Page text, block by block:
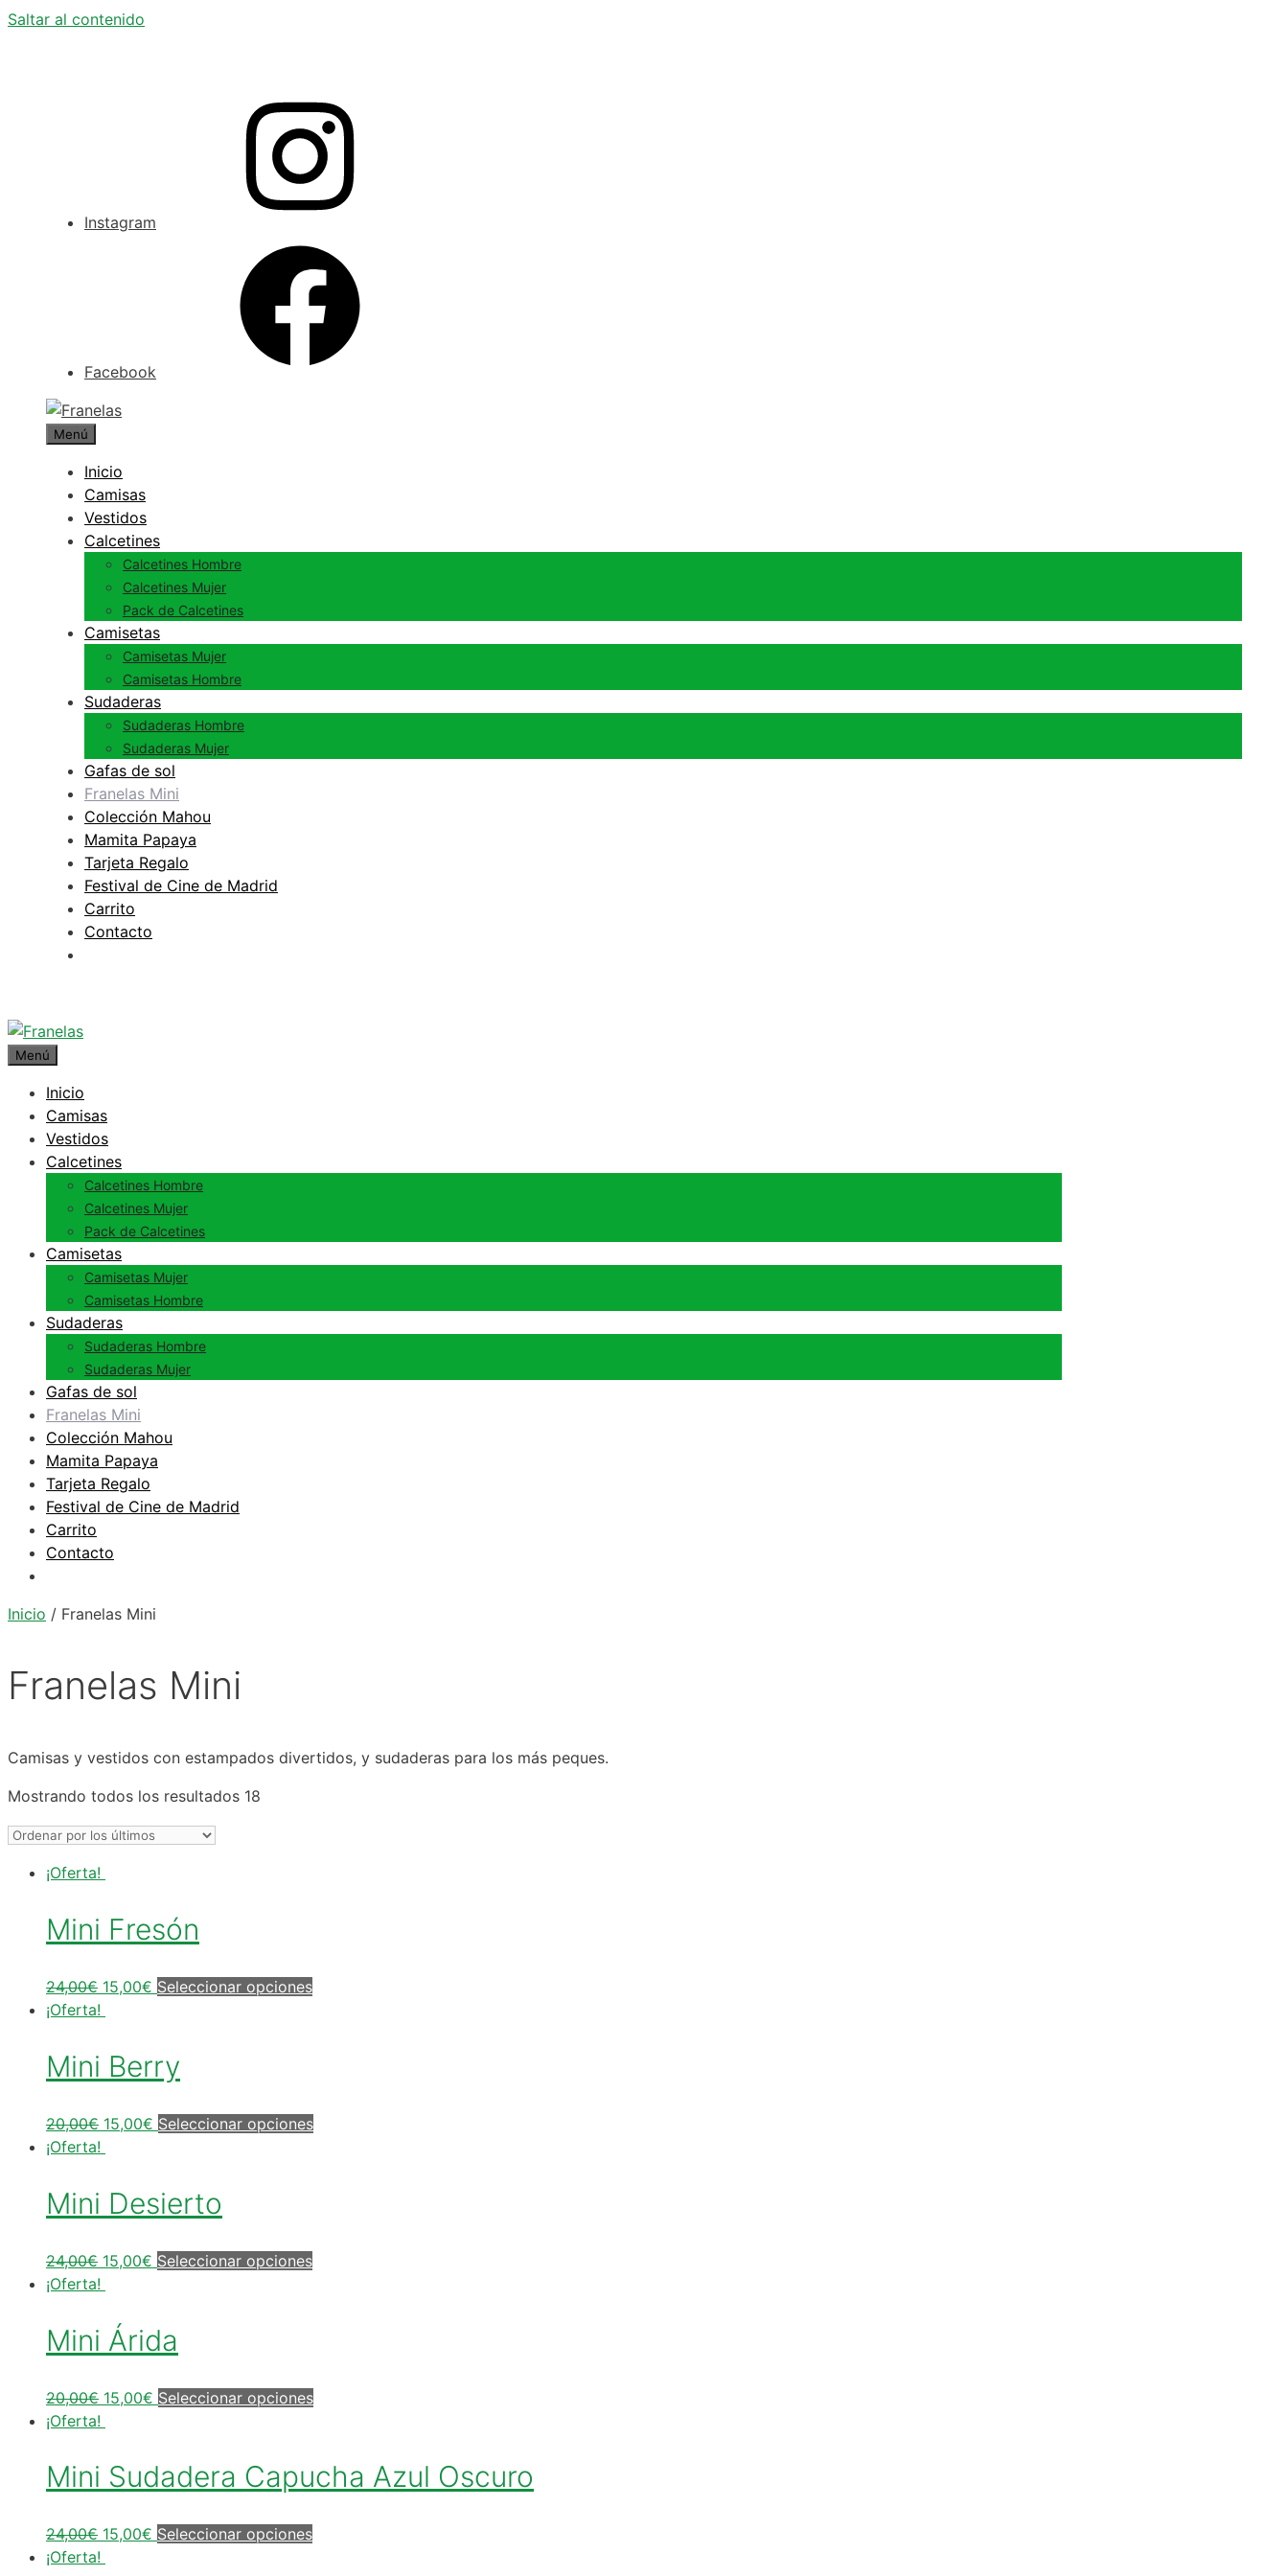
Saltar al contenido
Instagram
Facebook
Menú
Inicio
Camisas
Vestidos
Calcetines
Calcetines Hombre
Calcetines Mujer
Pack de Calcetines
Camisetas
Camisetas Mujer
Camisetas Hombre
Sudaderas
Sudaderas Hombre
Sudaderas Mujer
Gafas de sol
Franelas Mini
Colección Mahou
Mamita Papaya
Tarjeta Regalo
Festival de Cine de Madrid
Carrito
Contacto
Menú
Inicio
Camisas
Vestidos
Calcetines
Calcetines Hombre
Calcetines Mujer
Pack de Calcetines
Camisetas
Camisetas Mujer
Camisetas Hombre
Sudaderas
Sudaderas Hombre
Sudaderas Mujer
Gafas de sol
Franelas Mini
Colección Mahou
Mamita Papaya
Tarjeta Regalo
Festival de Cine de Madrid
Carrito
Contacto
Inicio / Franelas Mini
Franelas Mini
Camisas y vestidos con estampados divertidos, y sudaderas para los más peques.
Mostrando todos los resultados 18
¡Oferta!
Mini Fresón
24,00€ 15,00€ Seleccionar opciones
¡Oferta!
Mini Berry
20,00€ 15,00€ Seleccionar opciones
¡Oferta!
Mini Desierto
24,00€ 15,00€ Seleccionar opciones
¡Oferta!
Mini Árida
20,00€ 15,00€ Seleccionar opciones
¡Oferta!
Mini Sudadera Capucha Azul Oscuro
24,00€ 15,00€ Seleccionar opciones
¡Oferta!